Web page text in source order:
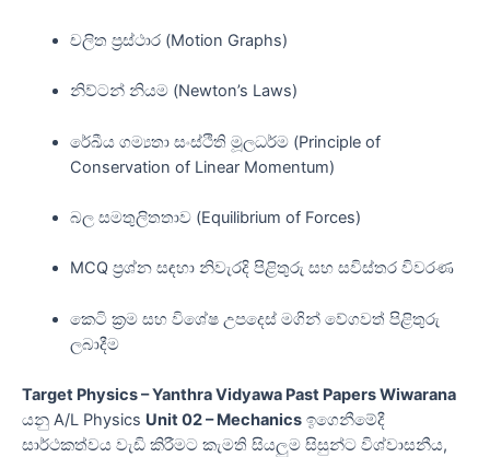
චලිත ප්‍රස්ථාර (Motion Graphs)
නිව්ටන් නියම (Newton’s Laws)
රේඛීය ගම්‍යතා සංස්ථිති මූලධර්ම (Principle of
Conservation of Linear Momentum)
බල සමතුලිතතාව (Equilibrium of Forces)
MCQ ප්‍රශ්න සඳහා නිවැරදි පිළිතුරු සහ සවිස්තර විවරණ
කෙටි ක්‍රම සහ විශේෂ උපදෙස් මගින් වේගවත් පිළිතුරු
ලබාදීම
Target Physics – Yanthra Vidyawa Past Papers Wiwarana
යනු A/L Physics Unit 02 – Mechanics ඉගෙනීමේදී
සාර්ථකත්වය වැඩි කිරීමට කැමති සියලුම සිසුන්ට විශ්වාසනීය,